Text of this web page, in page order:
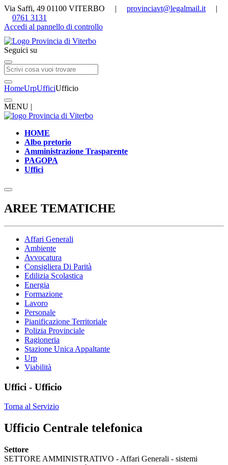
Via Saffi, 49 01100 VITERBO | provinciavt@legalmail.it |
0761 3131
Accedi al pannello di controllo
Seguici su
HomeUrpUfficiUfficio
MENU |
HOME
Albo pretorio
Amministrazione Trasparente
PAGOPA
Uffici
AREE TEMATICHE
Affari Generali
Ambiente
Avvocatura
Consigliera Di Parità
Edilizia Scolastica
Energia
Formazione
Lavoro
Personale
Pianificazione Territoriale
Polizia Provinciale
Ragioneria
Stazione Unica Appaltante
Urp
Viabilità
Uffici - Ufficio
Torna al Servizio
Ufficio Centrale telefonica
Settore
SETTORE AMMINISTRATIVO - Affari Generali - sistemi